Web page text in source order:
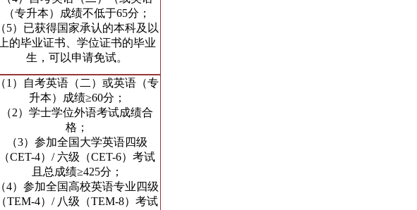
（专升本）成绩不低于65分；
（5）已获得国家承认的本科及以
上的毕业证书、学位证书的毕业
生，可以申请免试。
（1）自考英语（二）或英语（专
升本）成绩≥60分；
（2）学士学位外语考试成绩合
格；
（3）参加全国大学英语四级
（CET-4）/ 六级（CET-6）考试
且总成绩≥425分；
（4）参加全国高校英语专业四级
（TEM-4）/ 八级（TEM-8）考试